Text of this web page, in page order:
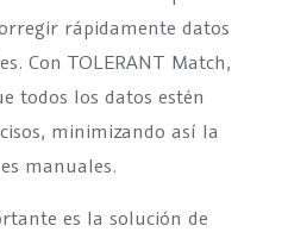
rápidamente datos
Con TOLERANT Match,
todos los datos estén
minimizando así la
manuales.
es la solución de